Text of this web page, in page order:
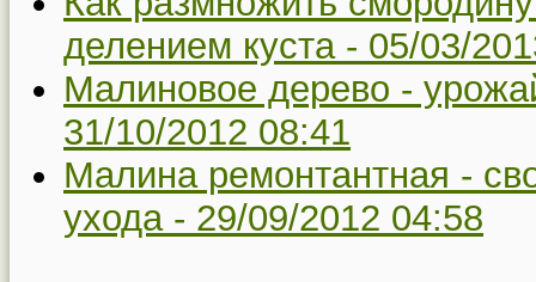
делением куста - 05/03/
Малиновое дерево -
31/10/2012 08:41
Малина ремонтантная -
ухода - 29/09/2012 04:58